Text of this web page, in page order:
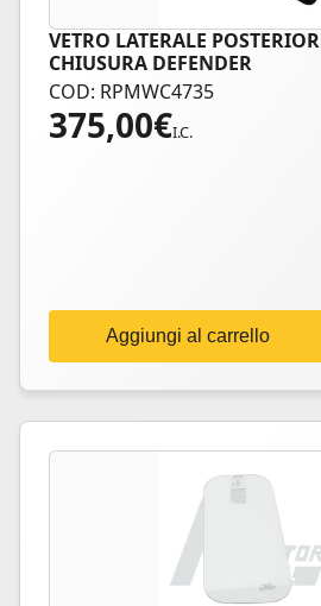
VETRO LATERALE
CHIUSURA DEFENDER
COD: RPMWC4735
375,00€I.C.
Aggiungi al carrello